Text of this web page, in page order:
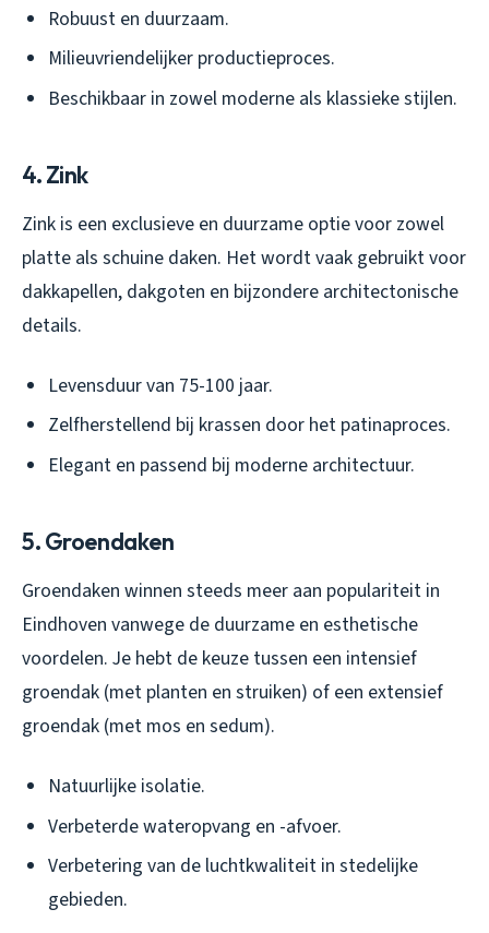
Robuust en duurzaam.
Milieuvriendelijker productieproces.
Beschikbaar in zowel moderne als klassieke stijlen.
4. Zink
Zink is een exclusieve en duurzame optie voor zowel
platte als schuine daken. Het wordt vaak gebruikt voor
dakkapellen, dakgoten en bijzondere architectonische
details.
Levensduur van 75-100 jaar.
Zelfherstellend bij krassen door het patinaproces.
Elegant en passend bij moderne architectuur.
5. Groendaken
Groendaken winnen steeds meer aan populariteit in
Eindhoven vanwege de duurzame en esthetische
voordelen. Je hebt de keuze tussen een intensief
groendak (met planten en struiken) of een extensief
groendak (met mos en sedum).
Natuurlijke isolatie.
Verbeterde wateropvang en -afvoer.
Verbetering van de luchtkwaliteit in stedelijke
gebieden.